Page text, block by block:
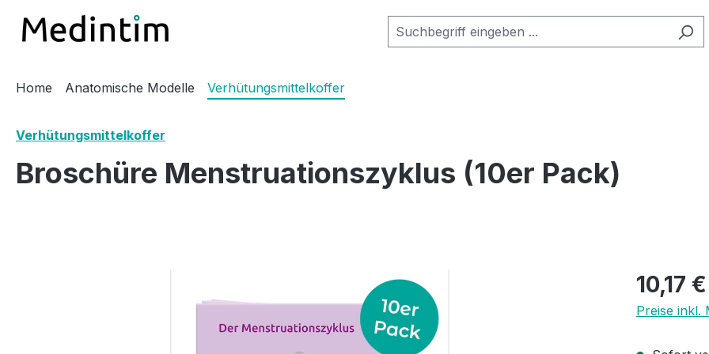
Hauptinhalt springen
Zur Suche springen
Zur Hauptnavigation springen
Home Anatomische Modelle Verhütungsmittelkoffer
Verhütungsmittelkoffer
Broschüre Menstruationszyklus (10er Pack)
Regulärer
10,17 €
Preise inkl.